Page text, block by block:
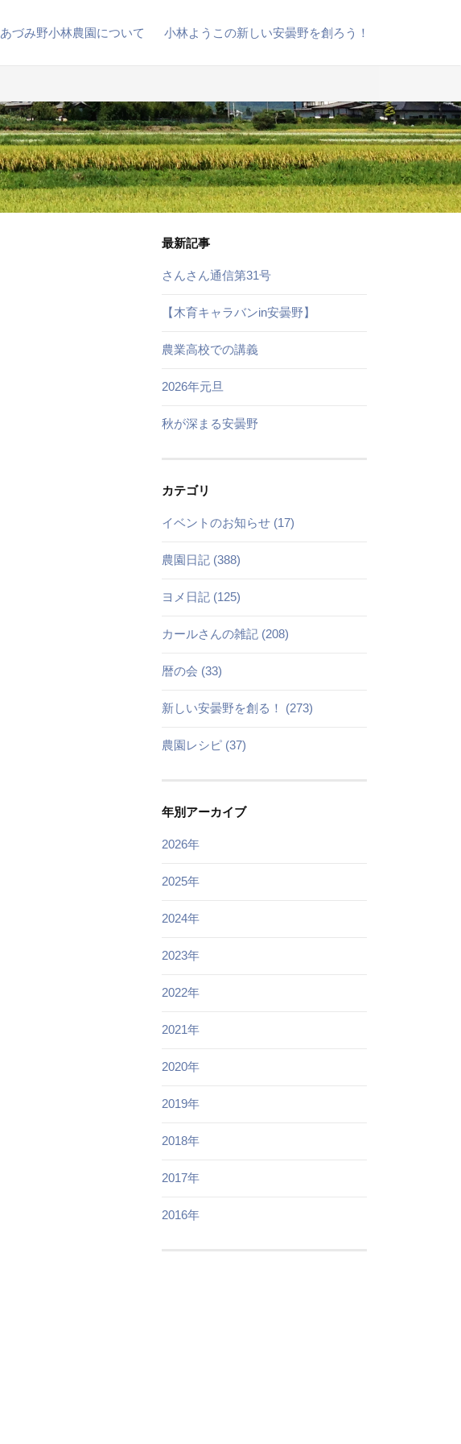
あづみ野小林農園について 小林ようこの新しい安曇野を創ろう！
最新記事
さんさん通信第31号
【木育キャラバンin安曇野】
農業高校での講義
2026年元旦
秋が深まる安曇野
カテゴリ
イベントのお知らせ (17)
農園日記 (388)
ヨメ日記 (125)
カールさんの雑記 (208)
暦の会 (33)
新しい安曇野を創る！ (273)
農園レシピ (37)
年別アーカイブ
2026年
2025年
2024年
2023年
2022年
2021年
2020年
2019年
2018年
2017年
2016年